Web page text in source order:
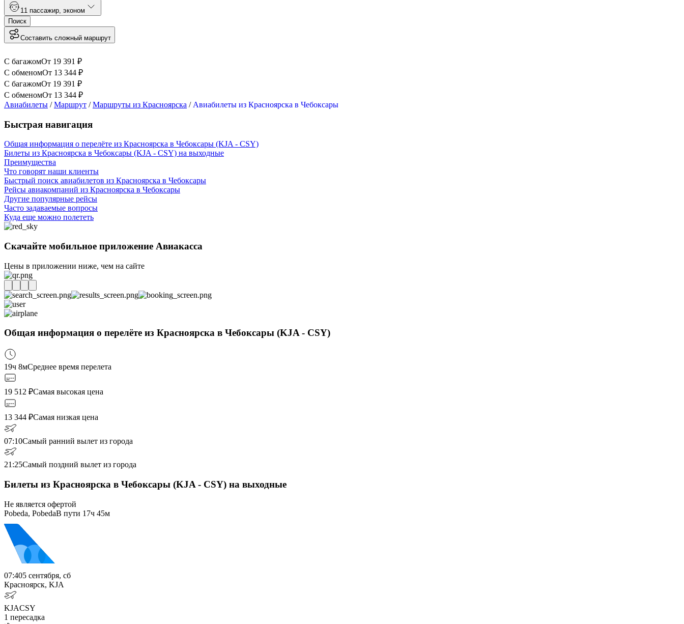
1 1 пассажир эконом
Поиск
Составить сложный маршрут
С багажомОт 19 391 ₽
С обменомОт 13 344 ₽
С багажомОт 19 391 ₽
С обменомОт 13 344 ₽
Авиабилеты /Маршрут /Маршруты из Красноярска / Авиабилеты из Красноярска в Чебоксары
Быстрая навигация
Общая информация о перелёте из Красноярска в Чебоксары (KJA - CSY)
Билеты из Красноярска в Чебоксары (KJA - CSY) на выходные
Преимущества
Что говорят наши клиенты
Быстрый поиск авиабилетов из Красноярска в Чебоксары
Рейсы авиакомпаний из Красноярска в Чебоксары
Другие популярные рейсы
Часто задаваемые вопросы
Куда еще можно полететь
Скачайте мобильное приложение Авиакасса
Цены в приложении ниже, чем на сайте
Общая информация о перелёте из Красноярска в Чебоксары (KJA - CSY)
19ч 8мСреднее время перелета
19 512 ₽Самая высокая цена
13 344 ₽Самая низкая цена
07:10Самый ранний вылет из города
21:25Самый поздний вылет из города
Билеты из Красноярска в Чебоксары (KJA - CSY) на выходные
Не является офертой
Pobeda, PobedaВ пути 17ч 45м
07:405 сентября, сб
Красноярск, KJA
KJACSY
1 пересадка